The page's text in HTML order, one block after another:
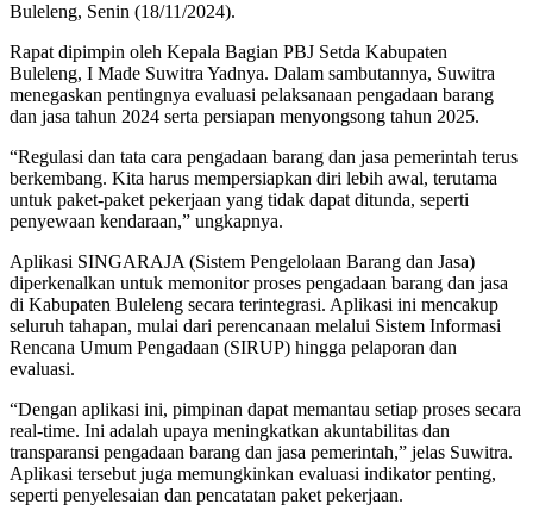
Buleleng, Senin (18/11/2024).
Rapat dipimpin oleh Kepala Bagian PBJ Setda Kabupaten
Buleleng, I Made Suwitra Yadnya. Dalam sambutannya, Suwitra
menegaskan pentingnya evaluasi pelaksanaan pengadaan barang
dan jasa tahun 2024 serta persiapan menyongsong tahun 2025.
“Regulasi dan tata cara pengadaan barang dan jasa pemerintah terus
berkembang. Kita harus mempersiapkan diri lebih awal, terutama
untuk paket-paket pekerjaan yang tidak dapat ditunda, seperti
penyewaan kendaraan,” ungkapnya.
Aplikasi SINGARAJA (Sistem Pengelolaan Barang dan Jasa)
diperkenalkan untuk memonitor proses pengadaan barang dan jasa
di Kabupaten Buleleng secara terintegrasi. Aplikasi ini mencakup
seluruh tahapan, mulai dari perencanaan melalui Sistem Informasi
Rencana Umum Pengadaan (SIRUP) hingga pelaporan dan
evaluasi.
“Dengan aplikasi ini, pimpinan dapat memantau setiap proses secara
real-time. Ini adalah upaya meningkatkan akuntabilitas dan
transparansi pengadaan barang dan jasa pemerintah,” jelas Suwitra.
Aplikasi tersebut juga memungkinkan evaluasi indikator penting,
seperti penyelesaian dan pencatatan paket pekerjaan.